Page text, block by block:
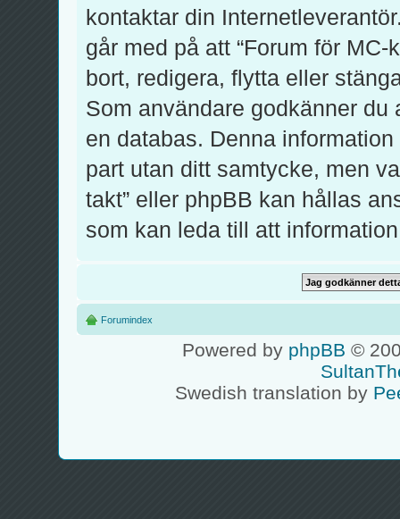
kontaktar din
går med på att “Forum för
bort, redigera, flytta eller
Som användare godkänner
en databas. Denna
part utan ditt samtycke, men
takt” eller phpBB kan hållas
som kan leda till att
Forumindex
Powered by phpBB ©
Swedish translation by